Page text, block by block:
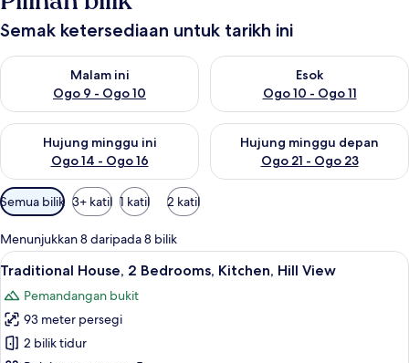
Semak ketersediaan untuk tarikh ini
Malam ini
Ogo 9 - Ogo 10
Semak ketersediaan untuk malam ini Ogo 9 - Ogo 10
Esok
Ogo 10 - Ogo 11
Semak ketersediaan untuk
Hujung minggu ini
Ogo 14 - Ogo 16
Semak ketersediaan untuk hujung minggu ini Ogo 14 - Ogo 16
Hujung minggu depan
Ogo 21 - Ogo 23
Semak ketersediaan untuk
Penapis
yang
tersedia
untuk
bilik
Semua bilik 3+ katil 1 katil 2 katil
Menunjukkan 8 daripada 8 bilik
Lihat
semua
foto
untuk
Traditional
Traditional House, 2 Bedrooms,
11
Traditional House, 2 Bedrooms, Kitchen, Hill View
Pemandangan bukit
93 meter persegi
2 bilik tidur